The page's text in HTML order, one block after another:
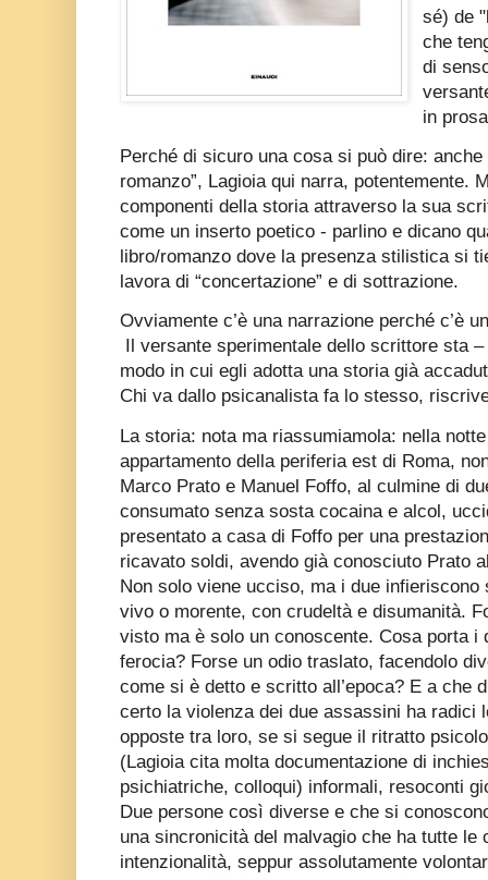
sé) de
che
di
in
Perché di sicuro una cosa si può dire:
romanzo”, Lagioia qui narra, potentemente.
componenti della storia attraverso la sua
come un inserto poetico - parlino e dicano
libro/romanzo dove la presenza stilistica si
lavora di “concertazione” e di sottrazione.
Ovviamente c’è una narrazione perché c’è
Il versante sperimentale dello scrittore sta
modo in cui egli adotta una storia già
Chi va dallo psicanalista fa lo stesso,
La storia: nota ma riassumiamola: nella
appartamento della periferia est di Roma,
Marco Prato e Manuel Foffo, al culmine di
consumato senza sosta cocaina e alcol,
presentato a casa di Foffo per una
ricavato soldi, avendo già conosciuto Prato
Non solo viene ucciso, ma i due infieriscono
vivo o morente, con crudeltà e disumanità.
visto ma è solo un conoscente. Cosa porta i
ferocia? Forse un odio traslato, facendolo
come si è detto e scritto all’epoca? E a che
certo la violenza dei due assassini ha radici
opposte tra loro, se si segue il ritratto
(Lagioia cita molta documentazione di
psichiatriche, colloqui) informali, resoconti
Due persone così diverse e che si
una sincronicità del malvagio che ha tutte le
intenzionalità, seppur assolutamente